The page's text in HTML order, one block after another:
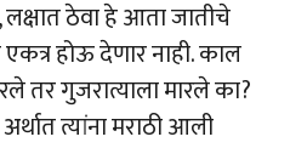
ठेवा हे आता जातीचे
होऊ देणार नाही. काल
तर गुजरात्याला मारले का?
त्यांना मराठी आली